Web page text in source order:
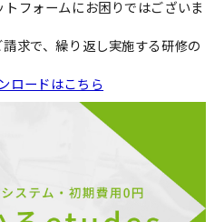
フォームにお困りではございま
求で、繰り返し実施する研修の
ロードはこちら